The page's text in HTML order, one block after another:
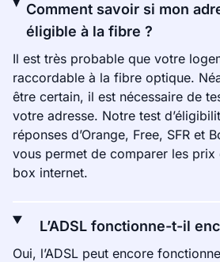
Comment savoir si mon
éligible à la fibre ?
Il est très probable que votre
raccordable à la fibre optique.
être certain, il est nécessaire de
votre adresse. Notre test
réponses d’Orange, Free, SFR et
vous permet de comparer les prix
box internet.
L’ADSL fonctionne-t-il
Oui, l’ADSL peut encore